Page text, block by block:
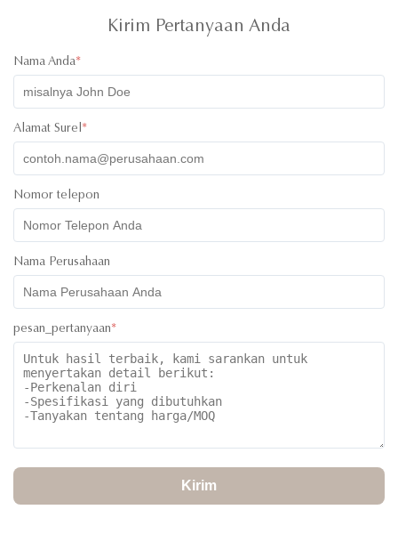
working with them. All the best!
Kirim Pertanyaan Anda
Nama Anda*
Alamat Surel *
Nomor telepon
Nama Perusahaan
pesan_pertanyaan*
Kirim